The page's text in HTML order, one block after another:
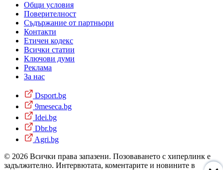
Общи условия
Поверителност
Съдържание от партньори
Контакти
Етичен кодекс
Всички статии
Ключови думи
Реклама
За нас
Dsport.bg
9meseca.bg
Idei.bg
Dbr.bg
Agri.bg
© 2026 Всички права запазени. Позоваването с хиперлинк е
задължително. Интервютата, коментарите и новините в